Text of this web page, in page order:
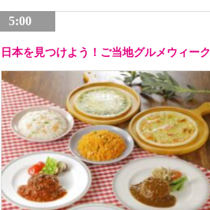
5:00
日本を見つけよう！ご当地グルメウィーク